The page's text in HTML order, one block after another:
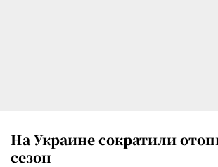
На Украине сократили
сезон